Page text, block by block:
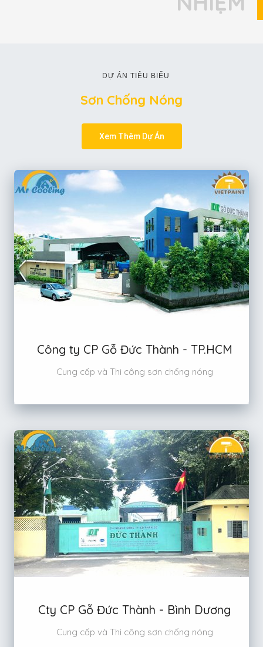
DỰ ÁN TIÊU BIỂU
Sơn Chống Nóng
Xem Thêm Dự Án
Công ty CP Gỗ Đức Thành - TP.HCM
Cung cấp và Thi công sơn chống nóng
Cty CP Gỗ Đức Thành - Bình Dương
Cung cấp và Thi công sơn chống nóng